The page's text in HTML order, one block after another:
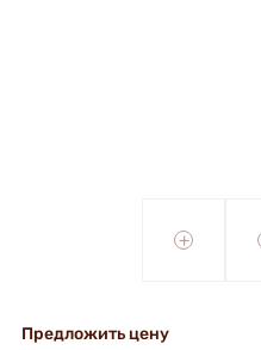
+
Предложить цену